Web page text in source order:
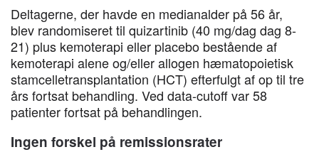
Deltagerne, der havde en medianalder på 56 år,
blev randomiseret til quizartinib (40 mg/dag dag 8-
21) plus kemoterapi eller placebo bestående af
kemoterapi alene og/eller allogen hæmatopoietisk
stamcelletransplantation (HCT) efterfulgt af op til tre
års fortsat behandling. Ved data-cutoff var 58
patienter fortsat på behandlingen.
Ingen forskel på remissionsrater